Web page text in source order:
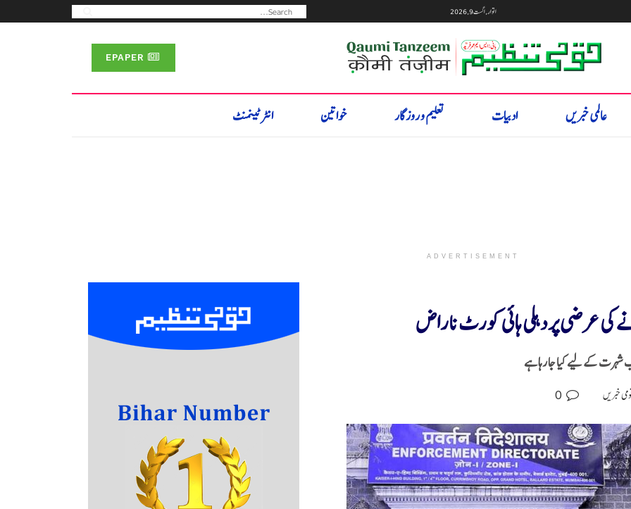
اتوار, اگست 9, 2026
عالمی خبریں ادبیات تعلیم و روزگار خواتین انٹرٹینمنٹ
ADVERTISEMENT
کی عرضی پر دہلی ہائی کورٹ ناراض
شہرت کے لیے کیا جا رہا ہے
خبریں